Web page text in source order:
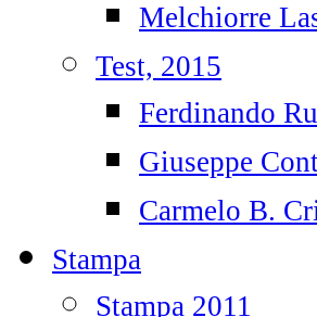
Melchiorre
Test, 2015
Ferdinando
Giuseppe
Carmelo B.
Stampa
Stampa 2011